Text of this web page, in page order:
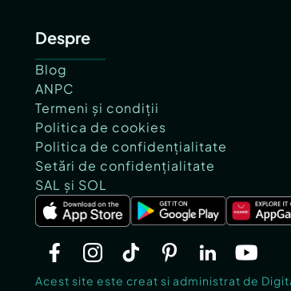
Despre
Blog
ANPC
Termeni și condiții
Politica de cookies
Politica de confidențialitate
Setări de confidențialitate
SAL și SOL
Acest site este creat si administrat de